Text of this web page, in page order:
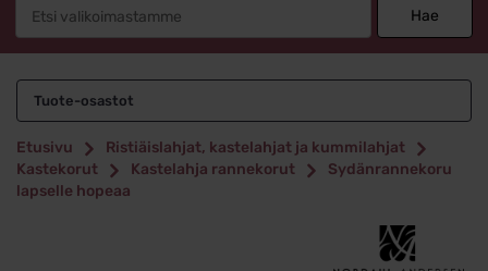
Hae
Tuote-osastot
Etusivu
Ristiäislahjat, kastelahjat ja kummilahjat
Kastekorut
Kastelahja rannekorut
Sydänrannekoru
lapselle hopeaa